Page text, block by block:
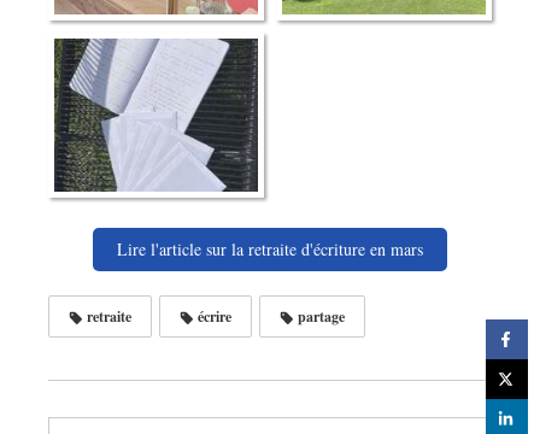
Lire l'article sur la retraite d'écriture en mars
retraite écrire partage